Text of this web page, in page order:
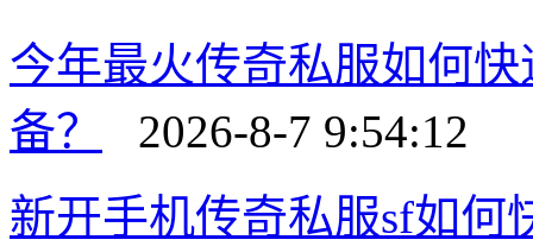
今年最火传奇私服如何
备？
2026-8-7 9:54:12
新开手机传奇私服sf如何